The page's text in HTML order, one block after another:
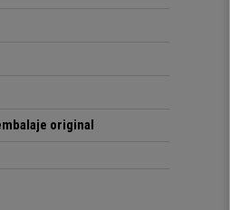
original